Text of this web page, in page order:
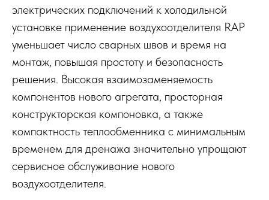
электрических подключений к холодильной
установке применение воздухоотделителя RAP
уменьшает число сварных швов и время на
монтаж, повышая простоту и безопасность
решения. Высокая взаимозаменяемость
компонентов нового агрегата, просторная
конструкторская компоновка, а также
компактность теплообменника с минимальным
временем для дренажа значительно упрощают
сервисное обслуживание нового
воздухоотделителя.